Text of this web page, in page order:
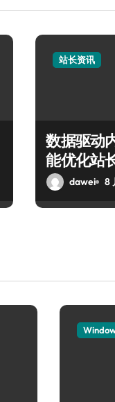
站长资讯
数据驱动
能优化站
dawei 8